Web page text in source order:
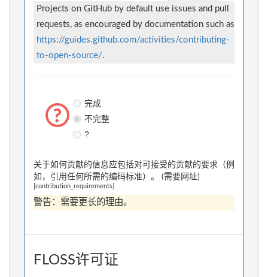
Projects on GitHub by default use issues and pull
requests, as encouraged by documentation such as
https://guides.github.com/activities/contributing-
to-open-source/.
完成
不完整
?
关于如何贡献的信息应包括对可接受的贡献的要求（例
如，引用任何所需的编码标准）。 (需要网址)
[contribution_requirements]
警告：需要更长的理由。
FLOSS许可证